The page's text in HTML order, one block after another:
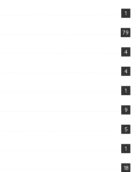
1
79
4
4
1
9
5
1
18